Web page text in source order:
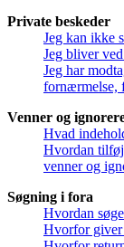
Private beskeder
Jeg kan ikke
Jeg bliver
Jeg har
fornærmelse,
Venner og
Hvad
Hvordan
venner og
Søgning i fora
Hvordan
Hvorfor giver